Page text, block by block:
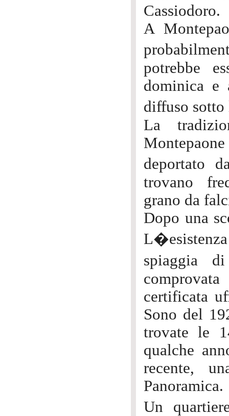
Cassiodoro.
A
potrebbe
dominica e
diffuso
La
deportato
trovano
grano da
Dopo una
spiaggia
certificata
Sono del
trovate le
qualche
recente,
Panoramica.
Un